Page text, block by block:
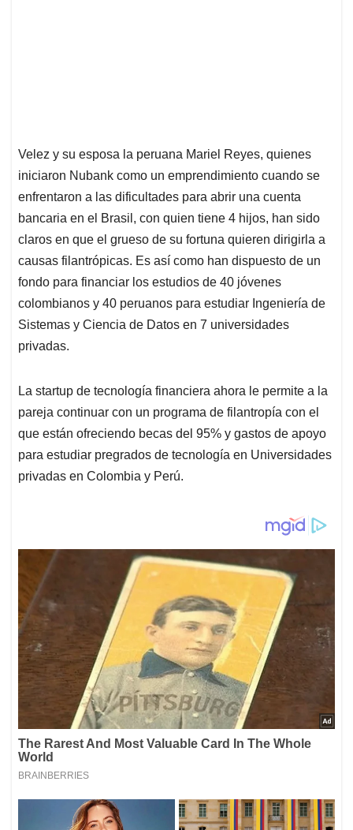
Velez y su esposa la peruana Mariel Reyes, quienes
iniciaron Nubank como un emprendimiento cuando se
enfrentaron a las dificultades para abrir una cuenta
bancaria en el Brasil, con quien tiene 4 hijos, han sido
claros en que el grueso de su fortuna quieren dirigirla a
causas filantrópicas. Es así como han dispuesto de un
fondo para financiar los estudios de 40 jóvenes
colombianos y 40 peruanos para estudiar Ingeniería de
Sistemas y Ciencia de Datos en 7 universidades
privadas.
La startup de tecnología financiera ahora le permite a la
pareja continuar con un programa de filantropía con el
que están ofreciendo becas del 95% y gastos de apoyo
para estudiar pregrados de tecnología en Universidades
privadas en Colombia y Perú.